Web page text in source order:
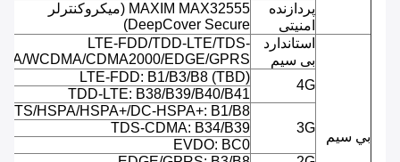
پردازنده
امنیتی
MAXIM MAX32555 (میکروکنترلر
DeepCover Secure)
بي سيم
استاندارد
بی سیم
LTE-FDD/TDD-LTE/TDS-
WCDMA/CDMA2000/EDGE/GPRS
4G
LTE-FDD: B1/B3/B8 (TBD)
TDD-LTE: B38/B39/B40/B41
3G
HSPA/HSPA+/DC-HSPA+: B1/B8
TDS-CDMA: B34/B39
EVDO: BC0